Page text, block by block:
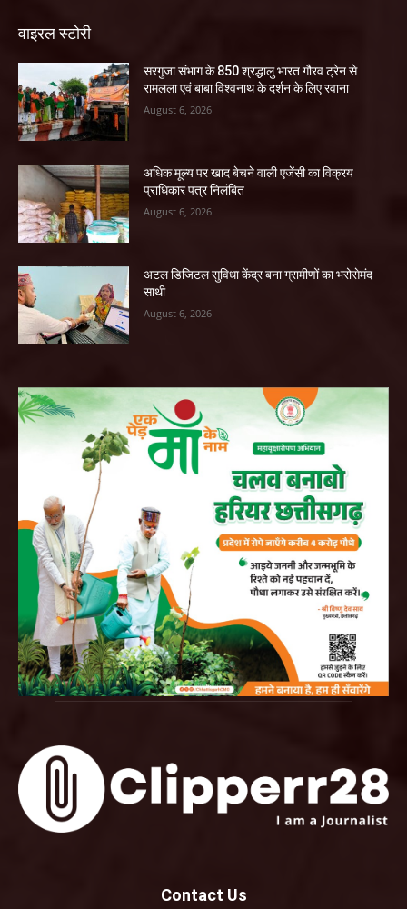
वाइरल स्टोरी
सरगुजा संभाग के 850 श्रद्धालु भारत गौरव ट्रेन से
रामलला एवं बाबा विश्वनाथ के दर्शन के लिए रवाना
August 6, 2026
अधिक मूल्य पर खाद बेचने वाली एजेंसी का विक्रय
प्राधिकार पत्र निलंबित
August 6, 2026
अटल डिजिटल सुविधा केंद्र बना ग्रामीणों का भरोसेमंद
साथी
August 6, 2026
Contact Us